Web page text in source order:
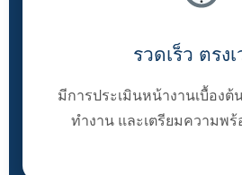
รวดเร็ว ตรง
มีการประเมินหน้างานเบื้องต้
ทำงาน และเตรียมความพ